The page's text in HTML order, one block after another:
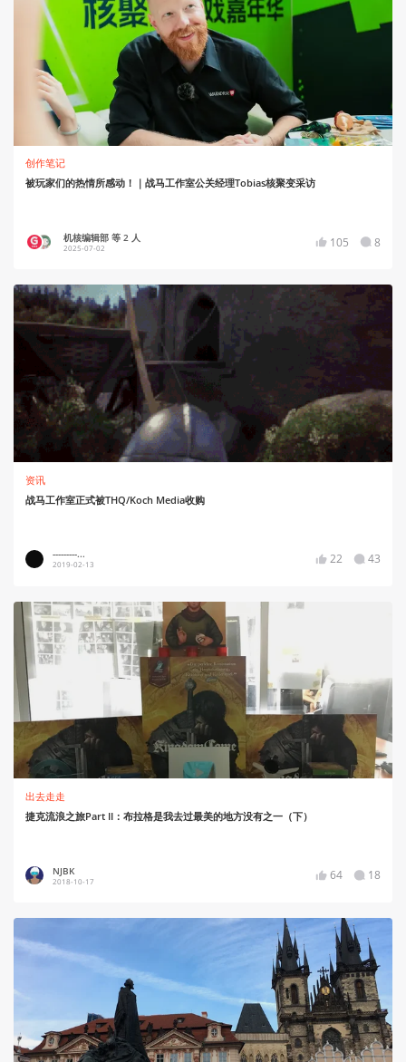
创作笔记
被玩家们的热情所感动！｜战马工作室公关经理Tobias核聚变采访
机核编辑部 等 2 人
2025-07-02 105 8
资讯
战马工作室正式被THQ/Koch Media收购
---------...
2019-02-13 22 43
出去走走
捷克流浪之旅Part II：布拉格是我去过最美的地方没有之一（下）
NJBK
2018-10-17 64 18